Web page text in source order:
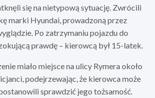
się na nietypową sytuację. Zwrócili
marki Hyundai, prowadzoną przez
Po zatrzymaniu pojazdu do
prawdę – kierowcą był 15-latek.
miało miejsce na ulicy Rymera około
podejrzewając, że kierowca może
sprawdzić jego tożsamość.